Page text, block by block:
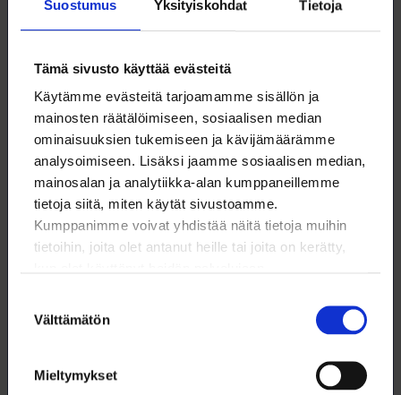
Suostumus Yksityiskohdat Tietoja
Tämä sivusto käyttää evästeitä
Käytämme evästeitä tarjoamamme sisällön ja
mainosten räätälöimiseen, sosiaalisen median
ominaisuuksien tukemiseen ja kävijämäärämme
analysoimiseen. Lisäksi jaamme sosiaalisen median,
mainosalan ja analytiikka-alan kumppaneillemme
tietoja siitä, miten käytät sivustoamme.
Kumppanimme voivat yhdistää näitä tietoja muihin
tietoihin, joita olet antanut heille tai joita on kerätty,
valinta
Välttämätön
Mieltymykset
Mikä minusta tulee isona? Ekologi, geologi,
kemisti, metsänhoitaja tai
ympäristöasiantuntija? Vai sittenkin
erikoissuunnittelija, konsultti, koordinaattori,
projektipäällikkö tai tutkija? Loimulaiset
työskentelevät valtavalla määrällä eri
tehtävänimikkeitä, niitä löytyy yli 1000 erilaista.